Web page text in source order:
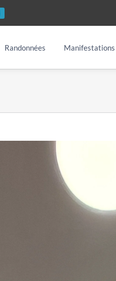
Randonnées Manifestations